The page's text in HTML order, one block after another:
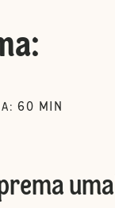
:
: 60 MIN